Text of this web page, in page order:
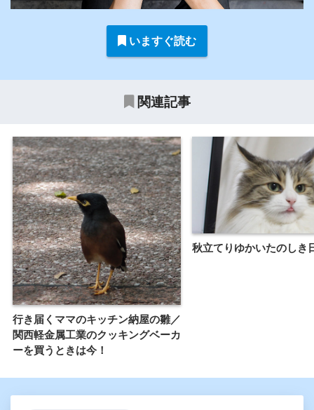
いますぐ読む
関連記事
行き届くママのキッチン納屋の雛／
関西軽金属工業のクッキングベーカ
ーを買うときは今！
秋立てりゆかいたのしき